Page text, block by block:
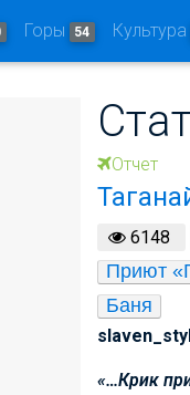
Горы 54
Отчет
6148
Приют
Баня
«…Крик